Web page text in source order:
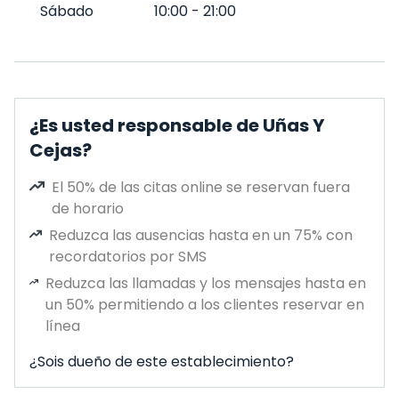
Sábado
10:00 - 21:00
¿Es usted responsable de Uñas Y
Cejas?
El 50% de las citas online se reservan fuera
de horario
Reduzca las ausencias hasta en un 75% con
recordatorios por SMS
Reduzca las llamadas y los mensajes hasta en
un 50% permitiendo a los clientes reservar en
línea
¿Sois dueño de este establecimiento?